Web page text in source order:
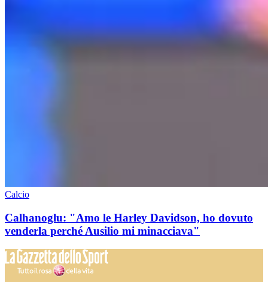
Calcio
Calhanoglu: "Amo le Harley Davidson, ho dovuto
venderla perché Ausilio mi minacciava"